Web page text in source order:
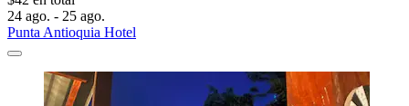
24 ago. - 25 ago.
Punta Antioquia Hotel